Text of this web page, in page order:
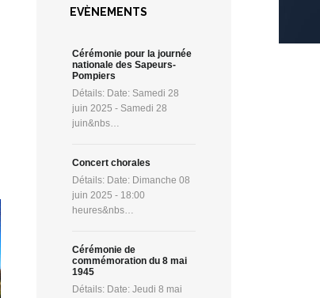
EVÈNEMENTS
Cérémonie pour la journée
nationale des Sapeurs-
Pompiers
Détails: Date: Samedi 28
juin 2025 - Samedi 28
juin&nbs…
Concert chorales
Détails: Date: Dimanche 08
juin 2025 - 18:00
heures&nbs…
Cérémonie de
commémoration du 8 mai
1945
Détails: Date: Jeudi 8 mai